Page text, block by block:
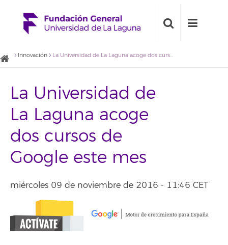
Innovación La Universidad de La Laguna acoge dos cursos de Google este mes
La Universidad de
La Laguna acoge
dos cursos de
Google este mes
miércoles 09 de noviembre de 2016 - 11:46 CET